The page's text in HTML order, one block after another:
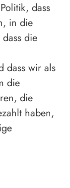
dass
in die
die
dass wir als
die
die
haben,